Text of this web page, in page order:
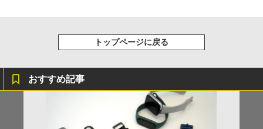
トップページに戻る
おすすめ記事